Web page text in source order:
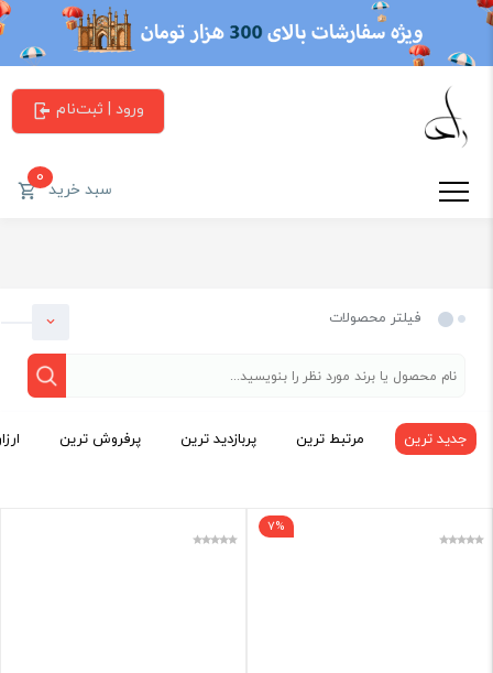
ورود | ثبت‌نام
سبد خرید0
فیلتر محصولات
دسته بندی
جدید ترین مرتبط ترین پربازدید ترین پرفروش ترین
7%